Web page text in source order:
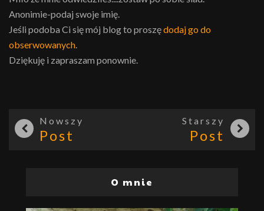
Anonimie-podaj swoje imię.
Jeśli podoba Ci się mój blog to proszędodaj go do
obserwowanych.
Dziękuję i zapraszam ponownie.
Nowszy
Post
Starszy
Post
O mnie